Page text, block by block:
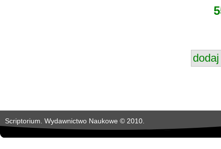
Scriptorium. Wydawnictwo Naukowe © 2010.